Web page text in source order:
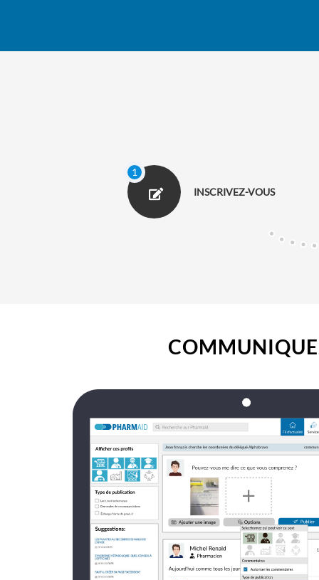
INSCRIVEZ-VOUS